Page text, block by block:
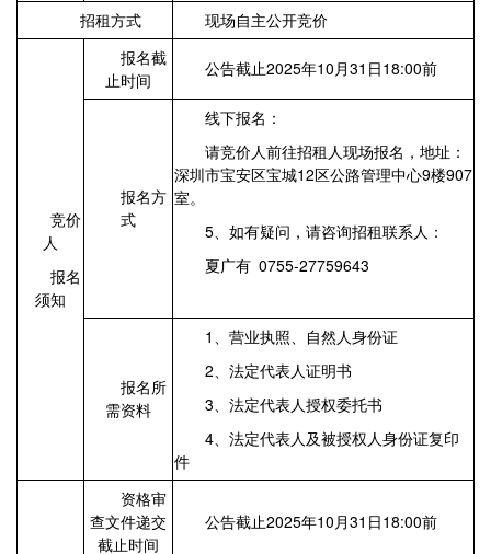
招租方式 现场自主公开竞价
竞价
人
报名
须知
报名截
止时间
公告截止2025年10月31日18:00前
报名方
式
线下报名：
请竞价人前往招租人现场报名，地址：
深圳市宝安区宝城12区公路管理中心9楼907
室。
5、如有疑问，请咨询招租联系人：
夏广有 0755-27759643
报名所
需资料
1、营业执照、自然人身份证
2、法定代表人证明书
3、法定代表人授权委托书
4、法定代表人及被授权人身份证复印
件
资格审
查文件递交
截止时间
公告截止2025年10月31日18:00前